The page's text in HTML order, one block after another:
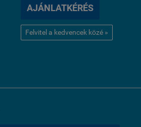
AJÁNLATKÉRÉS
Felvitel a kedvencek közé »